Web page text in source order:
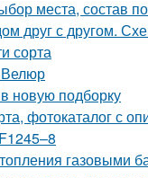
места, состав
друг с другом.
сорта
Велюр
новую подборку
фотокаталог с
газовыми